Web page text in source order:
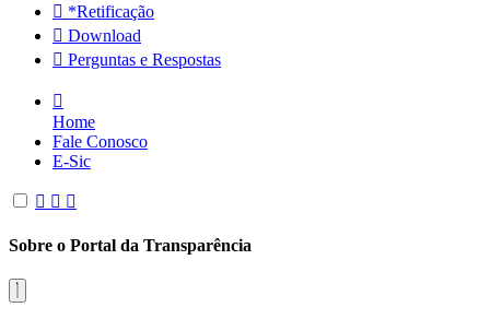
*Retificação
Download
Perguntas e Respostas
Home
Fale Conosco
E-Sic
Sobre o Portal da Transparência